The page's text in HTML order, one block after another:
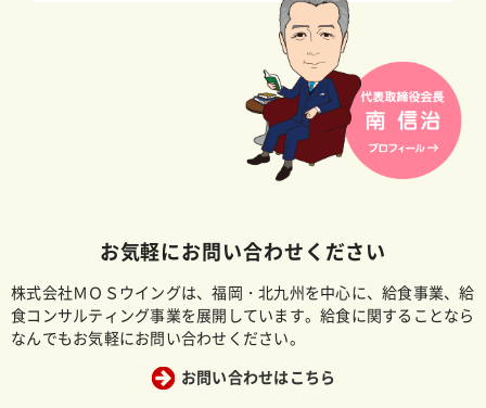
お気軽にお問い合わせください
株式会社ＭＯＳウイングは、福岡・北九州を中心に、給食事業、給
食コンサルティング事業を展開しています。給食に関することなら
なんでもお気軽にお問い合わせください。
お問い合わせはこちら